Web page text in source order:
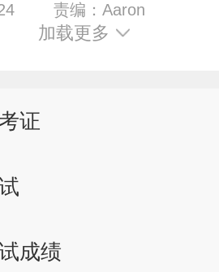
责编：Aaron
加载更多
证
成绩